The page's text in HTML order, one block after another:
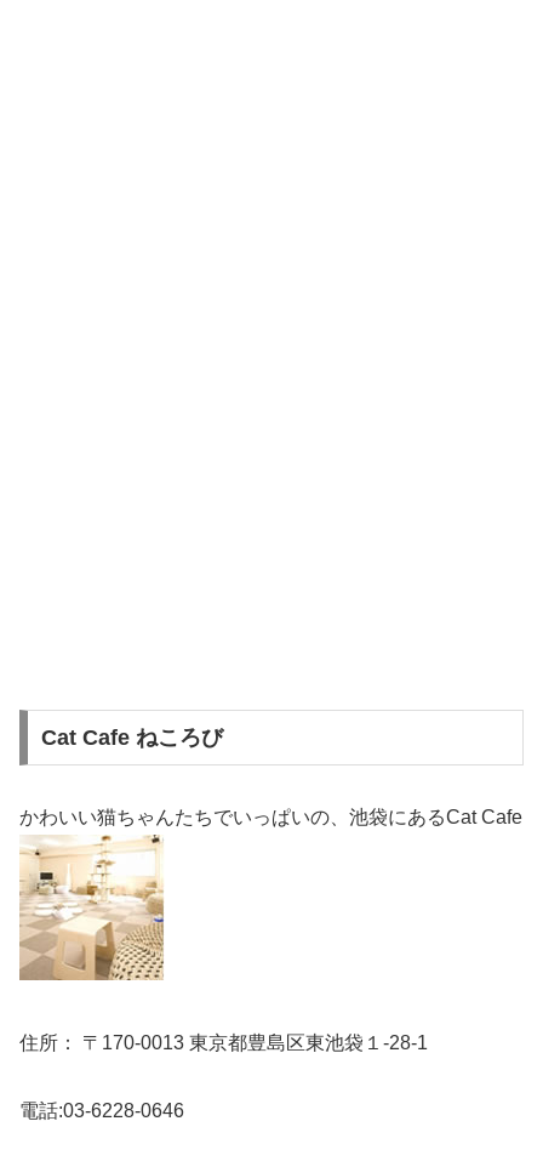
Cat Cafe ねころび
かわいい猫ちゃんたちでいっぱいの、池袋にあるCat Cafe
住所： 〒170-0013 東京都豊島区東池袋１-28-1
電話:03-6228-0646